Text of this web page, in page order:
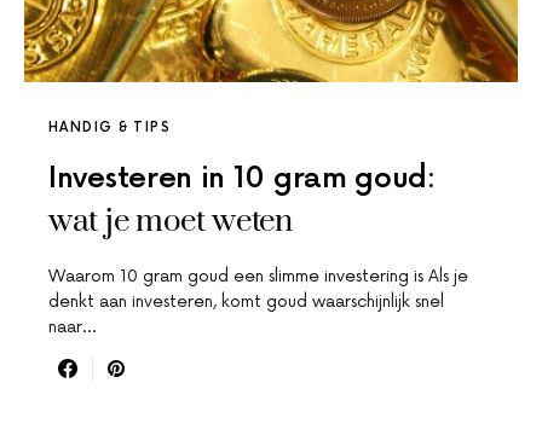
HANDIG & TIPS
Investeren in 10 gram goud:
wat je moet weten
Waarom 10 gram goud een slimme investering is Als je
denkt aan investeren, komt goud waarschijnlijk snel
naar…